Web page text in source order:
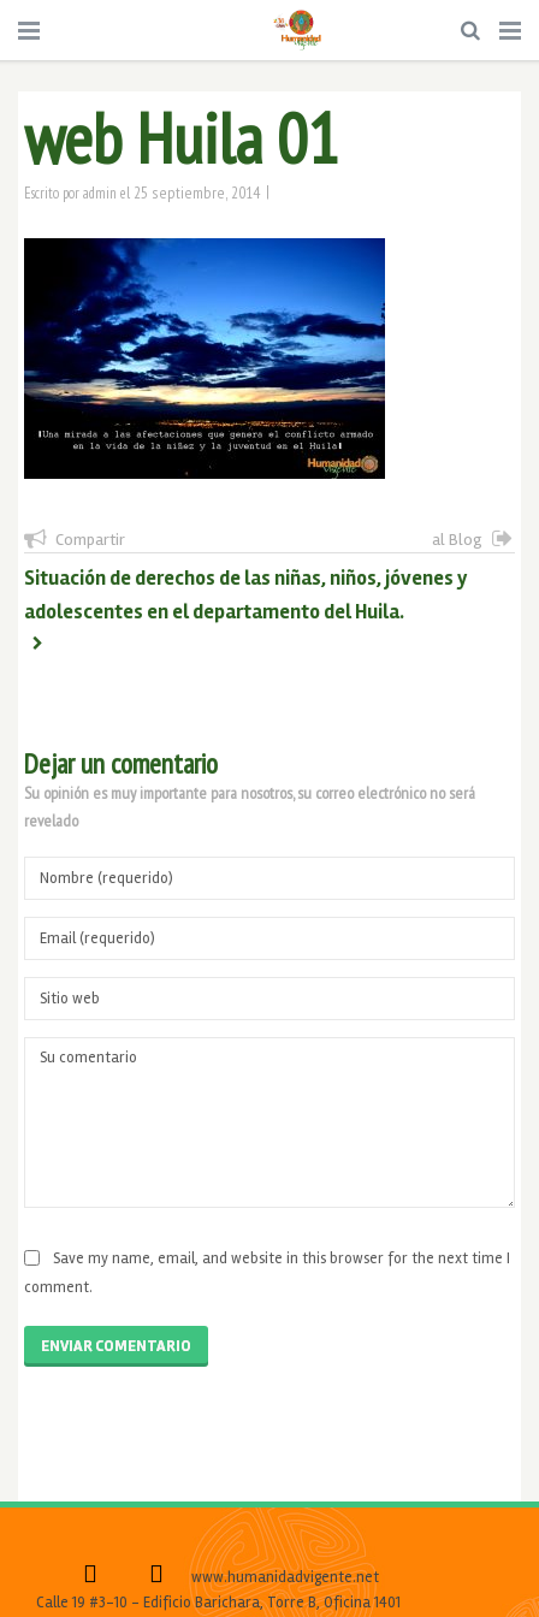
web Huila 01
Escrito poradmin el 25 septiembre, 2014 |
Compartir al Blog
Situación de derechos de las niñas, niños, jóvenes y
adolescentes en el departamento del Huila.
Dejar un comentario
Su opinión es muy importante para nosotros, su correo electrónico no será
revelado
Save my name, email, and website in this browser for the next time I
comment.
ENVIAR COMENTARIO
www.humanidadvigente.net
Calle 19 #3-10 - Edificio Barichara, Torre B, Oficina 1401